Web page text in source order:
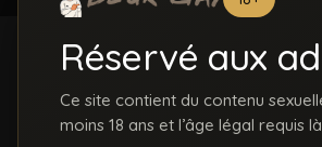
Réservé aux
Ce site contient du contenu
moins 18 ans et l’âge légal requis